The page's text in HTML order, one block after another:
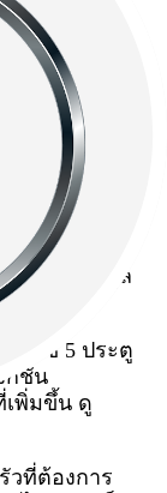
ตูที่
นใหม่
รั้งนี้ มีจุดเด่นที่
วรุ่นใหม่
องหารถ
ล่องตัว
พลิง ดูข้อมูล
บนซ์ 5 ประตู
ก์ชัน
เพิ่มขึ้น ดู
วที่ต้องการ